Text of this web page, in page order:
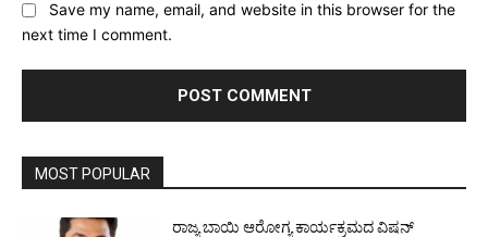
Save my name, email, and website in this browser for the
next time I comment.
MOST POPULAR
ರಾಜ್ಯ ಬಾಯಿ ಆರೋಗ್ಯ ಕಾರ್ಯಕ್ರಮದ ವಿಷನ್